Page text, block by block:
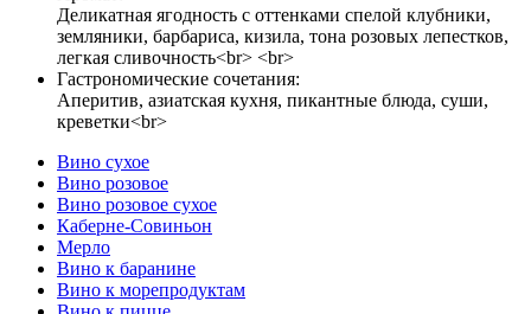
Деликатная ягодность с оттенками спелой клубники,
земляники, барбариса, кизила, тона розовых лепестков,
легкая сливочность<br> <br>
Гастрономические сочетания:
Аперитив, азиатская кухня, пикантные блюда, суши,
креветки<br>
Вино сухое
Вино розовое
Вино розовое сухое
Каберне-Совиньон
Мерло
Вино к баранине
Вино к морепродуктам